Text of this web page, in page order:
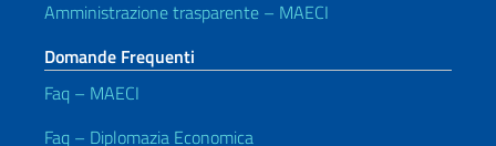
Amministrazione trasparente – MAECI
Domande Frequenti
Faq – MAECI
Faq – Diplomazia Economica